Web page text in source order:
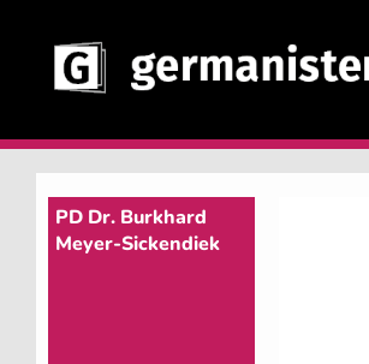
PD Dr. Burkhard
Meyer-Sickendiek